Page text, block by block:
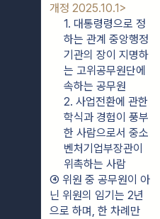
개정 2025.10.1>
1. 대통령령으로 정
하는 관계 중앙행정
기관의 장이 지명하
는 고위공무원단에
속하는 공무원
2. 사업전환에 관한
학식과 경험이 풍부
한 사람으로서 중소
벤처기업부장관이
위촉하는 사람
④ 위원 중 공무원이 아
닌 위원의 임기는 2년
으로 하며, 한 차례만